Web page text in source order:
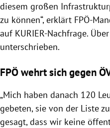
diesem großen
zu können“, erklärt FPÖ-
auf KURIER-Nachfrage.
unterschrieben.
FPÖ wehrt sich gegen
„Mich haben danach 120
gebeten, sie von der Liste
gesagt, dass wir keine